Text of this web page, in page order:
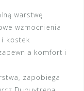
warstwę
wzmocnienia
i kostek
komfort i
zapobiega